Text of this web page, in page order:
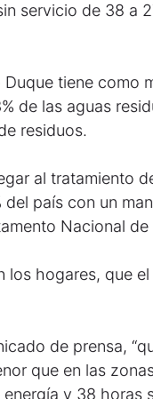
servicio de 38 a
tiene como
de las aguas
residuos.
al tratamiento
país con un
Nacional de
los hogares, que
de prensa,
que en las
y 38 horas